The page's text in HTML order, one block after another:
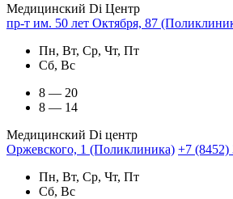
Медицинский Di Центр
пр-т им. 50 лет Октября, 87
Пн, Вт, Ср, Чт, Пт
Сб, Вс
8 — 20
8 — 14
Медицинский Di центр
Оржевского, 1 (Поликлиника) +7 (8452)
Пн, Вт, Ср, Чт, Пт
Сб, Вс